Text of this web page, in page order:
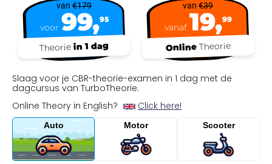
van €179
voor 99,95
Theoriein 1 dag
van €39
vanaf 19,99
OnlineTheorie
Slaag voor je CBR-theorie-examen in 1 dag met de
dagcursus van TurboTheorie.
Online Theory in English?
Click here!
Auto Motor Scooter